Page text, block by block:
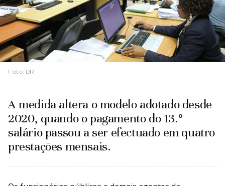
Foto: DR
A medida altera o modelo adotado desde
2020, quando o pagamento do 13.º
salário passou a ser efectuado em quatro
prestações mensais.